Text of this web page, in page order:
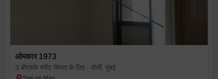
ओमकार 1973
3 बीएचके फ्लैट किराए के लिए - वोर्ली, मुंबई